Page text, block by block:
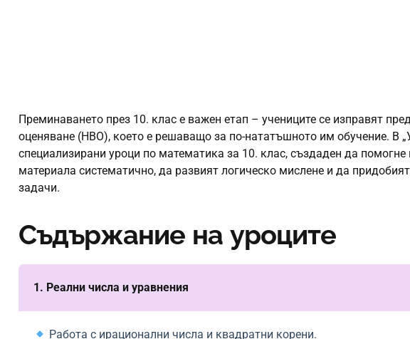
Преминаването през 10. клас е важен етап – учениците се изправят
оценяване (НВО), което е решаващо за по-нататъшното им обучение. В „
специализирани уроци по математика за 10. клас, създаден да помогне
материала систематично, да развият логическо мислене и да придобият
задачи.
Съдържание на уроците
1. Реални числа и уравнения
Работа с ирационални числа и квадратни корени.